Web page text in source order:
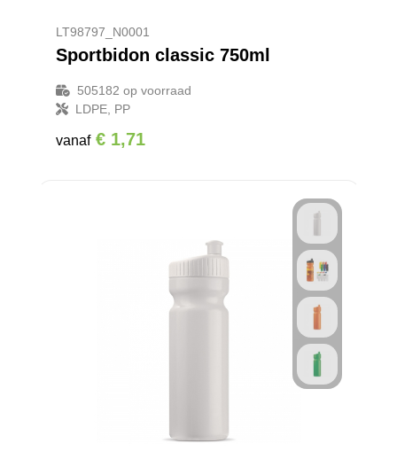
LT98797_N0001
Sportbidon classic 750ml
505182 op voorraad
LDPE, PP
vanaf € 1,71